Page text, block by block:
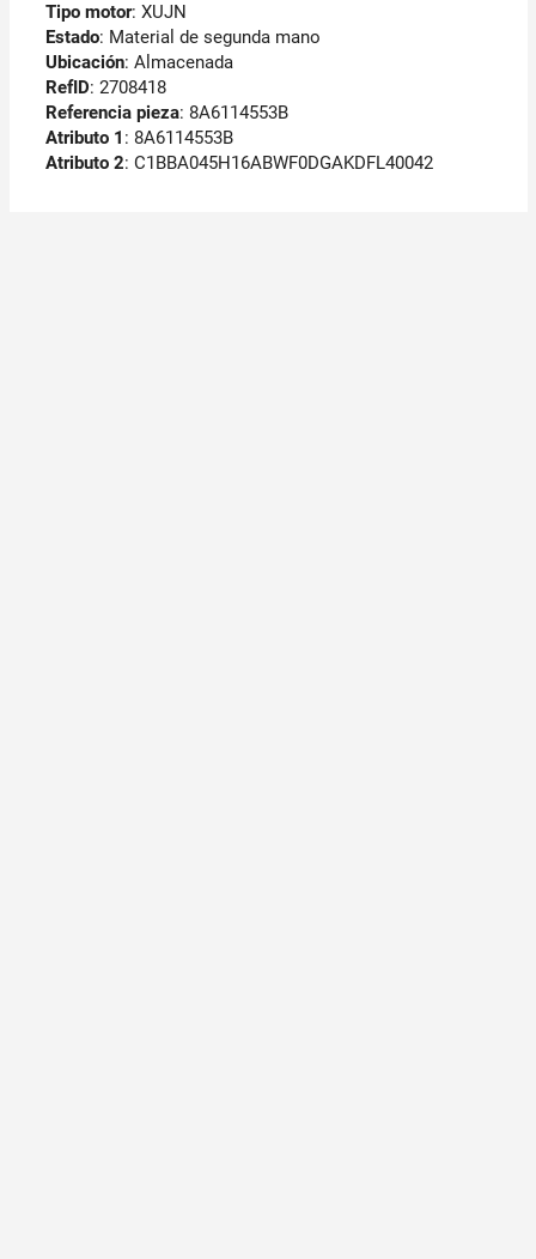
Tipo motor: XUJN
Estado: Material de segunda mano
Ubicación: Almacenada
RefID: 2708418
Referencia pieza: 8A6114553B
Atributo 1 : 8A6114553B
Atributo 2: C1BBA045H16ABWF0DGAKDFL40042